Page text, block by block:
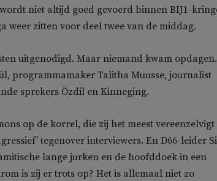
niet altijd goed gevoerd binnen BIJ1-
weer zitten voor deel twee van de middag.
uitgenodigd. Maar niemand kwam
programmamaker Talitha Muusse, journalist
sprekers Özdil en Kinneging.
op de korrel, die zij het meest vereenzelvigt
tegenover interviewers. En D66-leider
lange jurken en de hoofddoek in een
is zij er trots op? Het is allemaal niet zo